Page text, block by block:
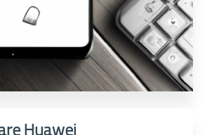
Huawei